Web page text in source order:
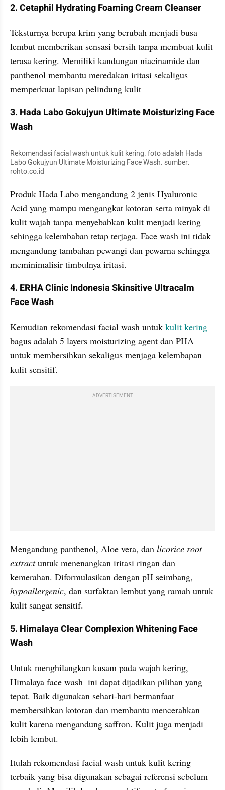
2. Cetaphil Hydrating Foaming Cream Cleanser
Teksturnya berupa krim yang berubah menjadi busa
lembut memberikan sensasi bersih tanpa membuat kulit
terasa kering. Memiliki kandungan niacinamide dan
panthenol membantu meredakan iritasi sekaligus
memperkuat lapisan pelindung kulit
3. Hada Labo Gokujyun Ultimate Moisturizing Face
Wash
Rekomendasi facial wash untuk kulit kering. foto adalah Hada
Labo Gokujyun Ultimate Moisturizing Face Wash. sumber:
rohto.co.id
Produk Hada Labo mengandung 2 jenis Hyaluronic
Acid yang mampu mengangkat kotoran serta minyak di
kulit wajah tanpa menyebabkan kulit menjadi kering
sehingga kelembaban tetap terjaga. Face wash ini tidak
mengandung tambahan pewangi dan pewarna sehingga
meminimalisir timbulnya iritasi.
4. ERHA Clinic Indonesia Skinsitive Ultracalm
Face Wash
Kemudian rekomendasi facial wash untuk kulit kering
bagus adalah 5 layers moisturizing agent dan PHA
untuk membersihkan sekaligus menjaga kelembapan
kulit sensitif.
ADVERTISEMENT
Mengandung panthenol, Aloe vera, dan licorice root
extract untuk menenangkan iritasi ringan dan
kemerahan. Diformulasikan dengan pH seimbang,
hypoallergenic, dan surfaktan lembut yang ramah untuk
kulit sangat sensitif.
5. Himalaya Clear Complexion Whitening Face
Wash
Untuk menghilangkan kusam pada wajah kering,
Himalaya face wash  ini dapat dijadikan pilihan yang
tepat. Baik digunakan sehari-hari bermanfaat
membersihkan kotoran dan membantu mencerahkan
kulit karena mengandung saffron. Kulit juga menjadi
lebih lembut.
Itulah rekomendasi facial wash untuk kulit kering
terbaik yang bisa digunakan sebagai referensi sebelum